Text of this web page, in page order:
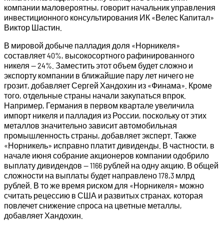
компании маловероятны, говорит начальник управления
инвестиционного консультирования ИК «Велес Капитал»
Виктор Шастин.
В мировой добыче палладия доля «Норникеля»
составляет 40%, высокосортного рафинированного
никеля — 24%. Заместить этот объем будет сложно и
экспорту компании в ближайшие пару лет ничего не
грозит, добавляет Сергей Хандохин из «Финама». Кроме
того, отдельные страны начали закупаться впрок.
Например, Германия в первом квартале увеличила
импорт никеля и палладия из России, поскольку от этих
металлов значительно зависит автомобильная
промышленность страны, добавляет эксперт. Также
«Норникель» исправно платит дивиденды. В частности, в
начале июня собрание акционеров компании одобрило
выплату дивидендов — 1166 рублей на одну акцию. В общей
сложности на выплаты будет направлено 178,3 млрд
рублей. В то же время риском для «Норникеля» можно
считать рецессию в США и развитых странах, которая
повлечет снижение cпроса на цветные металлы,
добавляет Хандохин.